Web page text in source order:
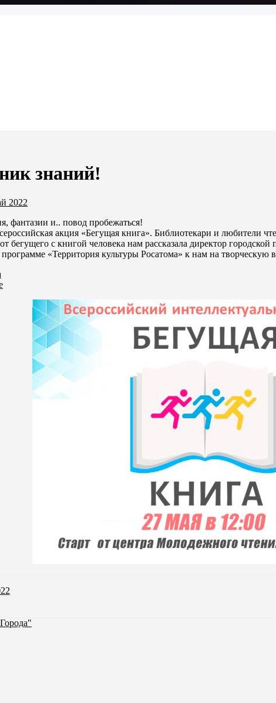
знаний!
2022
фантазии и.. повод пробежаться!
акция «Бегущая книга». Библиотекари и любители
бегущего с книгой человека нам рассказала директор
«Территория культуры Росатома» к нам на